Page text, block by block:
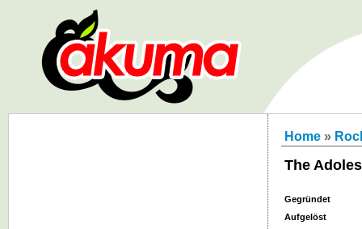
Home »
The
Gegründet
Aufgelöst